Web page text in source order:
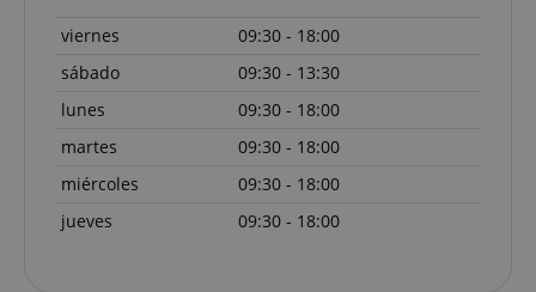
viernes
09:30 - 18:00
sábado
09:30 - 13:30
lunes
09:30 - 18:00
martes
09:30 - 18:00
miércoles
09:30 - 18:00
jueves
09:30 - 18:00
amazon-pay-connectedAuth